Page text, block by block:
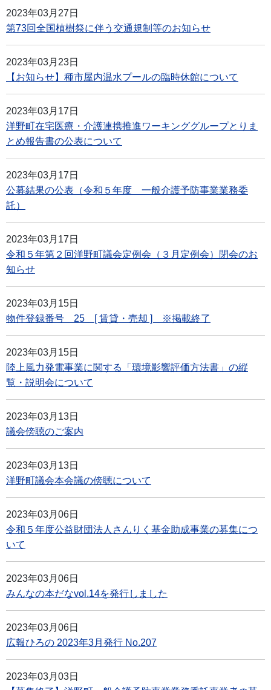
2023年03月27日
第73回全国植樹祭に伴う交通規制等のお知らせ
2023年03月23日
【お知らせ】種市屋内温水プールの臨時休館について
2023年03月17日
洋野町在宅医療・介護連携推進ワーキンググループとりま
とめ報告書の公表について
2023年03月17日
公募結果の公表（令和５年度 一般介護予防事業業務委
託）
2023年03月17日
令和５年第２回洋野町議会定例会（３月定例会）閉会のお
知らせ
2023年03月15日
物件登録番号 25 [ 賃貸・売却 ] ※掲載終了
2023年03月15日
陸上風力発電事業に関する「環境影響評価方法書」の縦
覧・説明会について
2023年03月13日
議会傍聴のご案内
2023年03月13日
洋野町議会本会議の傍聴について
2023年03月06日
令和５年度公益財団法人さんりく基金助成事業の募集につ
いて
2023年03月06日
みんなの本だなvol.14を発行しました
2023年03月06日
広報ひろの 2023年3月発行 No.207
2023年03月03日